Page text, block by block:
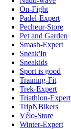
On-Fight
Padel-Expert
Pecheur-Store
Pet and Garden
Smash-Expert
Sneak'In
Sneakids
Sport is good
Training-Fit
Trek-Expert
Triathlon-Expert
TripNBikers
Vélo-Store
Winter-Expert